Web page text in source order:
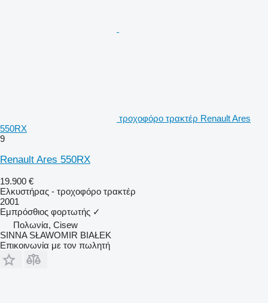
τροχοφόρο τρακτέρ Renault Ares
550RX
9
Renault Ares 550RX
19.900 €
Ελκυστήρας - τροχοφόρο τρακτέρ
2001
Εμπρόσθιος φορτωτής ✓
Πολωνία, Cisew
SINNA SŁAWOMIR BIAŁEK
Επικοινωνία με τον πωλητή